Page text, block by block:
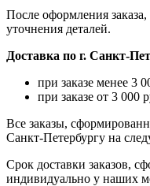
После оформления
уточнения деталей.
Доставка по г. Санкт-
при заказе менее 3
при заказе от 3 000
Все заказы,
Санкт-Петербургу на
Срок доставки заказов,
индивидуально у наших